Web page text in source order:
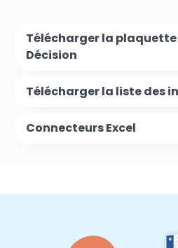
Télécharger la
Décision
Télécharger la liste des
Connecteurs Excel